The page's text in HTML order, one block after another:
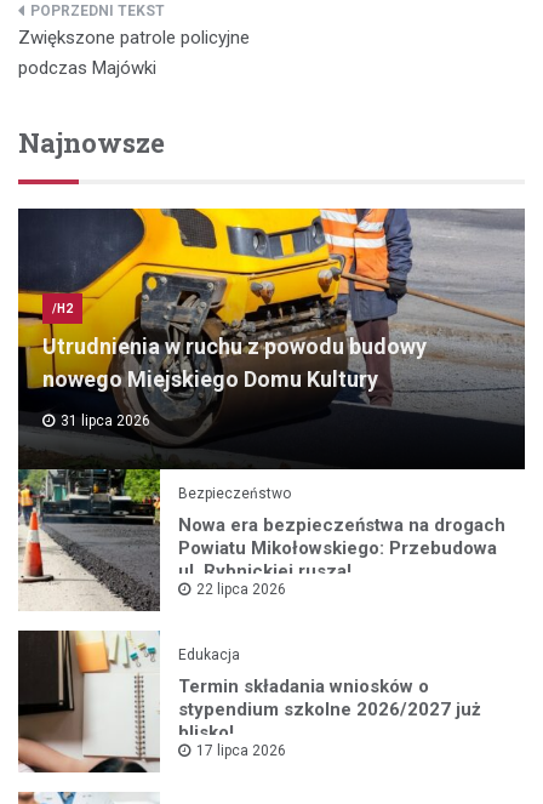
Nawigacja
wpisu
Zwiększone patrole policyjne
podczas Majówki
Najnowsze
/H2
Utrudnienia w ruchu z powodu budowy
nowego Miejskiego Domu Kultury
31 lipca 2026
Bezpieczeństwo
Nowa era bezpieczeństwa na drogach
Powiatu Mikołowskiego: Przebudowa
ul. Rybnickiej rusza!
22 lipca 2026
Edukacja
Termin składania wniosków o
stypendium szkolne 2026/2027 już
blisko!
17 lipca 2026